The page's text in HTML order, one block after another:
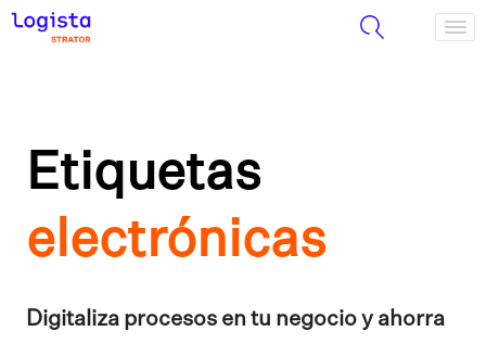
Etiquetas
electrónicas
Digitaliza procesos en tu negocio y ahorra